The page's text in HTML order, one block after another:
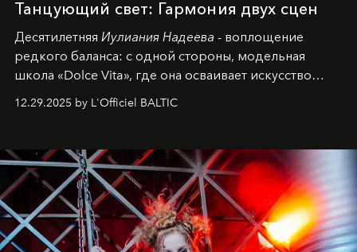
Танцующий свет: Гармония двух сцен
Десятилетняя Иулиания Надеева - воплощение
редкого баланса: с одной стороны, модельная
школа «Dolce Vita», где она осваивает искусство
позы и образа, с другой - подготовительная
балетная студия при хореографическом училище,
танцевального пути за плечами.
12.29.2025 by L'Officiel BALTIC